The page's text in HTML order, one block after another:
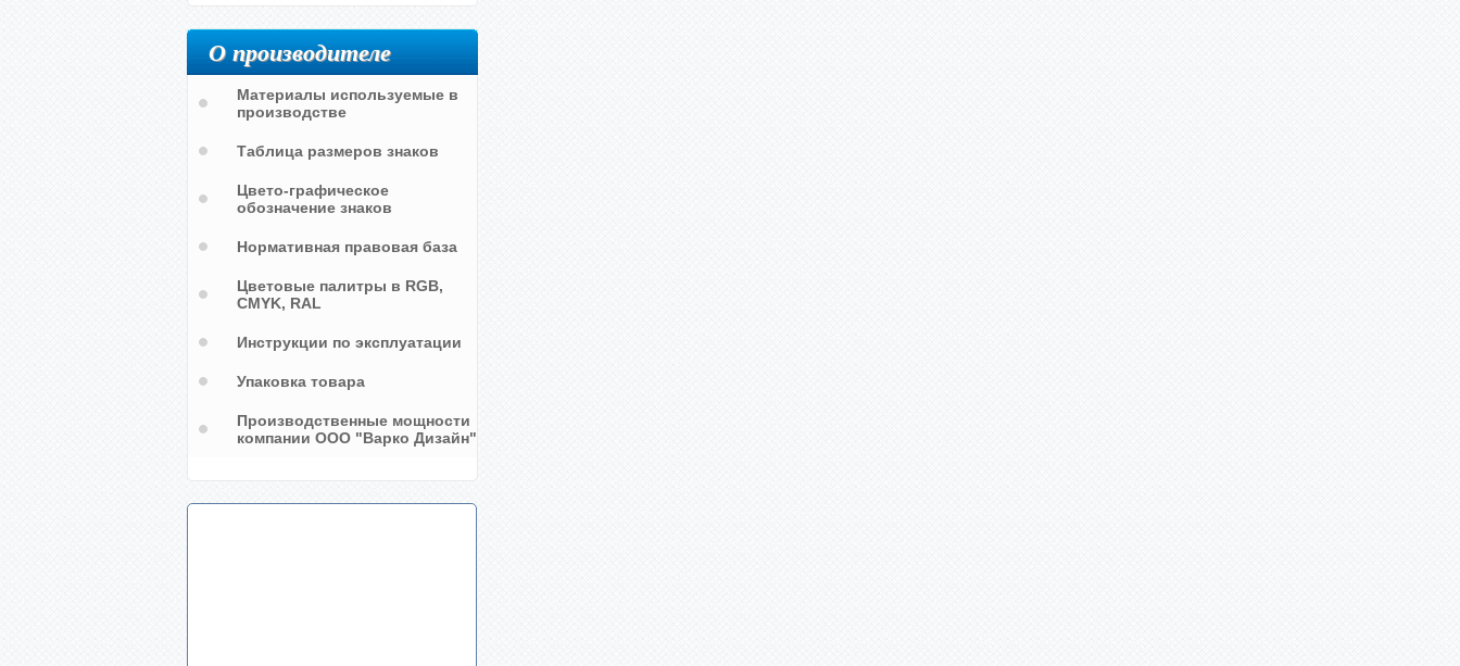
О производителе
Материалы используемые в
производстве
Таблица размеров знаков
Цвето-графическое
обозначение знаков
Нормативная правовая база
Цветовые палитры в RGB,
CMYK, RAL
Инструкции по эксплуатации
Упаковка товара
Производственные мощности
компании ООО "Варко Дизайн"